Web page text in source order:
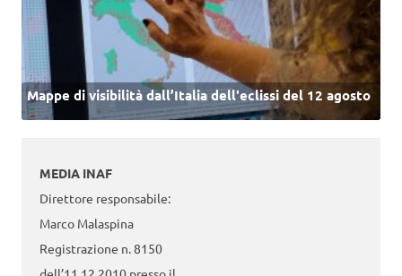
Mappe di visibilità dall’Italia dell'eclissi del 12 agosto
MEDIA INAF
Direttore responsabile:
Marco Malaspina
Registrazione n. 8150